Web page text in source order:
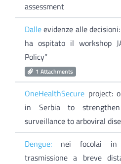
assessment
Dalleevidenze alle
ha ospitato il workshop
Policy”
1 Attachments
OneHealthSecure project:
in Serbia to
surveillance to arboviral
Dengue: nei focolai in
trasmissione a breve